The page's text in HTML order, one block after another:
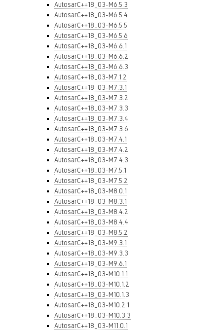
AutosarC++18_03-M6.5.3
AutosarC++18_03-M6.5.4
AutosarC++18_03-M6.5.5
AutosarC++18_03-M6.5.6
AutosarC++18_03-M6.6.1
AutosarC++18_03-M6.6.2
AutosarC++18_03-M6.6.3
AutosarC++18_03-M7.1.2
AutosarC++18_03-M7.3.1
AutosarC++18_03-M7.3.2
AutosarC++18_03-M7.3.3
AutosarC++18_03-M7.3.4
AutosarC++18_03-M7.3.6
AutosarC++18_03-M7.4.1
AutosarC++18_03-M7.4.2
AutosarC++18_03-M7.4.3
AutosarC++18_03-M7.5.1
AutosarC++18_03-M7.5.2
AutosarC++18_03-M8.0.1
AutosarC++18_03-M8.3.1
AutosarC++18_03-M8.4.2
AutosarC++18_03-M8.4.4
AutosarC++18_03-M8.5.2
AutosarC++18_03-M9.3.1
AutosarC++18_03-M9.3.3
AutosarC++18_03-M9.6.1
AutosarC++18_03-M10.1.1
AutosarC++18_03-M10.1.2
AutosarC++18_03-M10.1.3
AutosarC++18_03-M10.2.1
AutosarC++18_03-M10.3.3
AutosarC++18_03-M11.0.1